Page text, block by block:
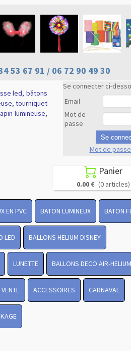
53 67 91 / 06 72 90 49 30
Se connecter ci-
Email
Mot de
passe
Se
Mot de
led, bâtons
tourniquet
lumineuse,
 Panier
0.00 € (0 articles)
EN PVC BATON LUMINEUX BATON
LED BALLONS HELIUM DISNEY
LUNETTE BALLONS DECO AIR-HELIUM
ACCESSOIRES CARNAVAL